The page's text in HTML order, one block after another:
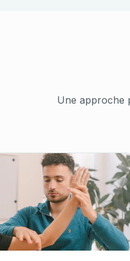
Une approche